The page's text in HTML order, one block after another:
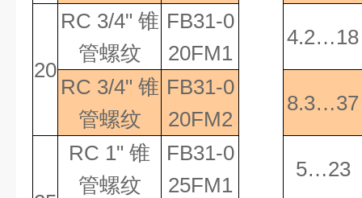
20
RC 3/4" 锥
管螺纹
FB31-0
20FM1
4.2…18
RC 3/4" 锥
管螺纹
FB31-0
20FM2
8.3…37
RC 1" 锥
管螺纹
FB31-0
25FM1
5…23